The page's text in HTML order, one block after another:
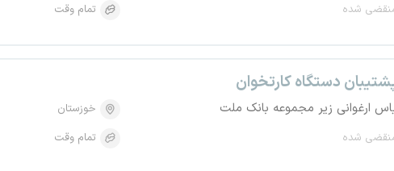
شده
تمام وقت
دستگاه کارتخوان
ارغوانی زیر مجموعه بانک ملت
شده
خوزستان
تمام وقت